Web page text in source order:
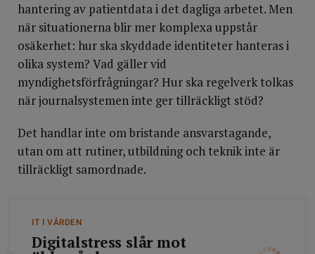
hantering av patientdata i det dagliga arbetet. Men
när situationerna blir mer komplexa uppstår
osäkerhet: hur ska skyddade identiteter hanteras i
olika system? Vad gäller vid
myndighetsförfrågningar? Hur ska regelverk tolkas
när journalsystemen inte ger tillräckligt stöd?
Det handlar inte om bristande ansvarstagande,
utan om att rutiner, utbildning och teknik inte är
tillräckligt samordnade.
IT I VÅRDEN
Digitalstress slår mot